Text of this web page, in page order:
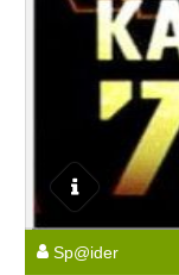
Sp@ider